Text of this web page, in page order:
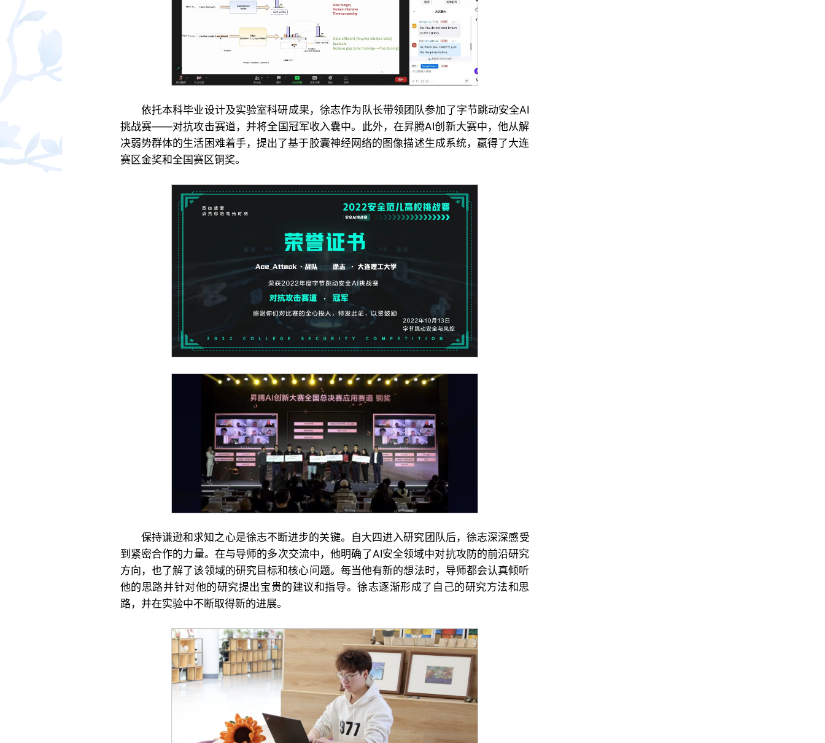
依托本科毕业设计及实验室科研成果，徐志作为队长带领团队参加了字节跳动安全AI
挑战赛——对抗攻击赛道，并将全国冠军收入囊中。此外，在昇腾AI创新大赛中，他从解
决弱势群体的生活困难着手，提出了基于胶囊神经网络的图像描述生成系统，赢得了大连
赛区金奖和全国赛区铜奖。
保持谦逊和求知之心是徐志不断进步的关键。自大四进入研究团队后，徐志深深感受
到紧密合作的力量。在与导师的多次交流中，他明确了AI安全领域中对抗攻防的前沿研究
方向，也了解了该领域的研究目标和核心问题。每当他有新的想法时，导师都会认真倾听
他的思路并针对他的研究提出宝贵的建议和指导。徐志逐渐形成了自己的研究方法和思
路，并在实验中不断取得新的进展。